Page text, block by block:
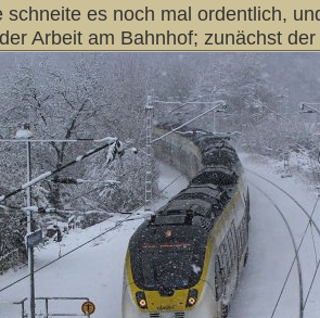
schneite es noch mal ordentlich,
Arbeit am Bahnhof; zunächst